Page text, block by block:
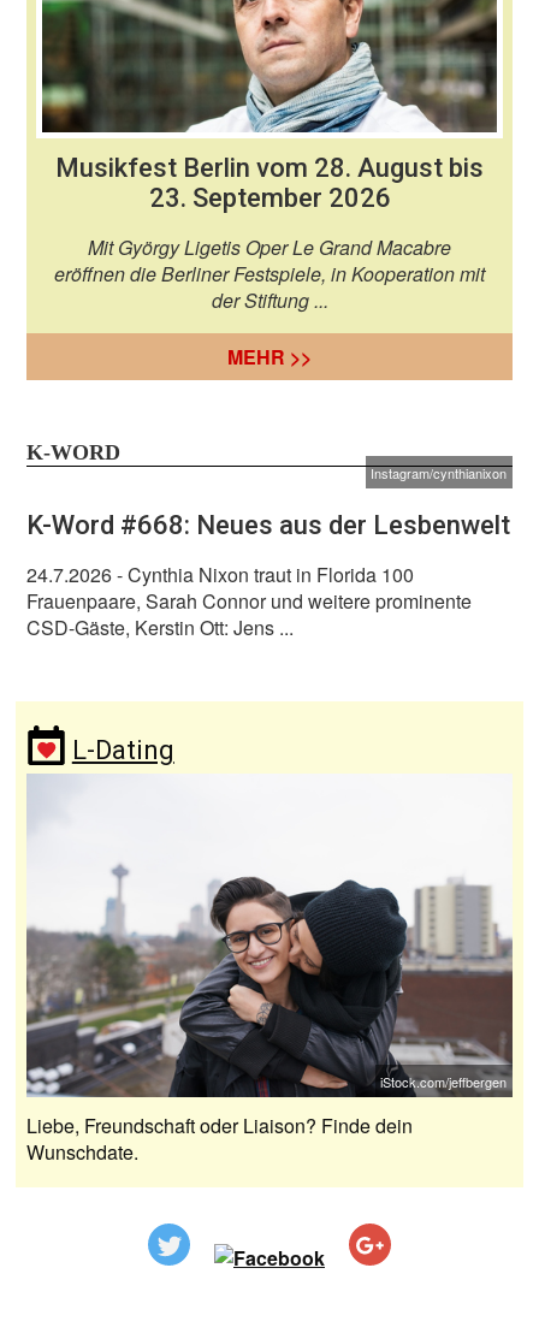
Musikfest Berlin vom 28. August bis
23. September 2026
Mit György Ligetis Oper Le Grand Macabre
eröffnen die Berliner Festspiele, in Kooperation mit
der Stiftung ...
MEHR >>
K-WORD
Instagram/cynthianixon
K-Word #668: Neues aus der Lesbenwelt
24.7.2026- Cynthia Nixon traut in Florida 100
Frauenpaare, Sarah Connor und weitere prominente
CSD-Gäste, Kerstin Ott: Jens ...
L-Dating
iStock.com/jeffbergen
Liebe, Freundschaft oder Liaison? Finde dein
Wunschdate.